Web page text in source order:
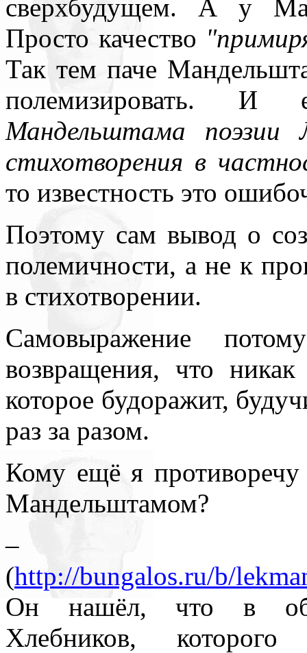
сверхбудущем. А у
Просто качество
Так тем паче
полемизировать.
Мандельштама поэзии
стихотворения в
то известность это
Поэтому сам вывод о
полемичности, а не к
в стихотворении.
Самовыражение
возвращения, что никак
которое будоражит,
раз за разом.
Кому ещё я противоречу
Мандельштамом?
–
(http://bungalos.ru/b/
Он нашёл, что в
Хлебников,